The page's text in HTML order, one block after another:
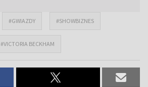
#GWIAZDY #SHOWBIZNES
#VICTORIA BECKHAM